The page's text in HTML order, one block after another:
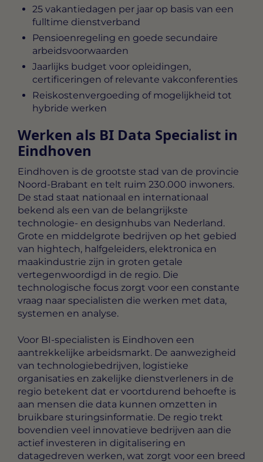
25 vakantiedagen per jaar op basis van een
fulltime dienstverband
Pensioenregeling en goede secundaire
arbeidsvoorwaarden
Jaarlijks budget voor opleidingen,
certificeringen of relevante vakconferenties
Reiskostenvergoeding of mogelijkheid tot
hybride werken
Werken als BI Data Specialist in
Eindhoven
Eindhoven is de grootste stad van de provincie
Noord-Brabant en telt ruim 230.000 inwoners.
De stad staat nationaal en internationaal
bekend als een van de belangrijkste
technologie- en designhubs van Nederland.
Grote en middelgrote bedrijven op het gebied
van hightech, halfgeleiders, elektronica en
maakindustrie zijn in groten getale
vertegenwoordigd in de regio. Die
technologische focus zorgt voor een constante
vraag naar specialisten die werken met data,
systemen en analyse.
Voor BI-specialisten is Eindhoven een
aantrekkelijke arbeidsmarkt. De aanwezigheid
van technologiebedrijven, logistieke
organisaties en zakelijke dienstverleners in de
regio betekent dat er voortdurend behoefte is
aan mensen die data kunnen omzetten in
bruikbare sturingsinformatie. De regio trekt
bovendien veel innovatieve bedrijven aan die
actief investeren in digitalisering en
datagedreven werken, wat zorgt voor een breed